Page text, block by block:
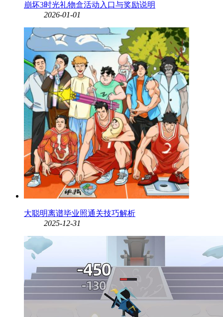
崩坏3时光礼物盒活动入口与奖励说明
2026-01-01
大聪明离谱毕业照通关技巧解析
2025-12-31